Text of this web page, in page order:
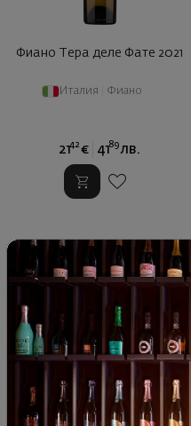
Фиано Тера деле Фате 2021
Италия Фиано
2142 € 4189 лв.
Етна Росо Аркинери